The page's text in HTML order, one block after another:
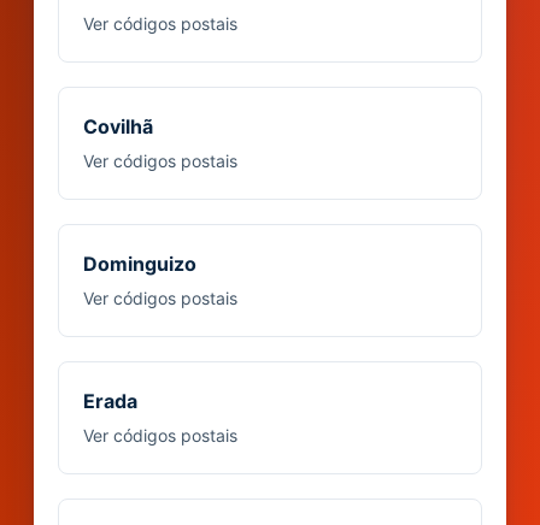
Ver códigos postais
Covilhã
Ver códigos postais
Dominguizo
Ver códigos postais
Erada
Ver códigos postais